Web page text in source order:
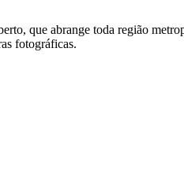
que abrange toda região
fotográficas.